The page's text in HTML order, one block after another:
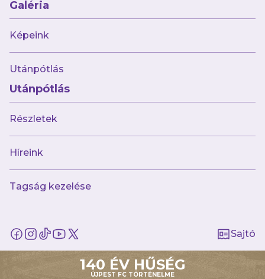
Galéria
Képeink
Utánpótlás
Utánpótlás
Részletek
Híreink
Tagság kezelése
Sajtó
140 ÉV HŰSÉG
ÚJPEST FC TÖRTÉNELME
augusztus 7.